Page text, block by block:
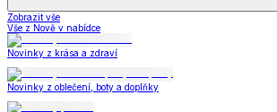
Zobrazit vše
Vše z Nově v nabídce
Novinky z krása a zdraví
Novinky z oblečení, boty a doplňky